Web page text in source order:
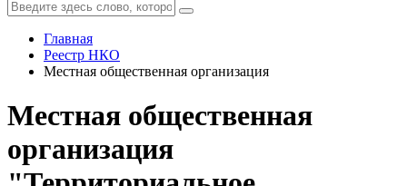
Главная
Реестр НКО
Местная общественная организация
Местная общественная
организация